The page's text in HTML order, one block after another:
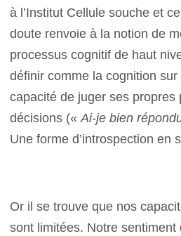
à l’Institut Cellule souche et
doute renvoie à la notion de
processus cognitif de haut
définir comme la cognition
capacité de juger ses propres
décisions («Ai-je bien
Une forme d’introspection en
Or il se trouve que nos
sont limitées. Notre sentiment